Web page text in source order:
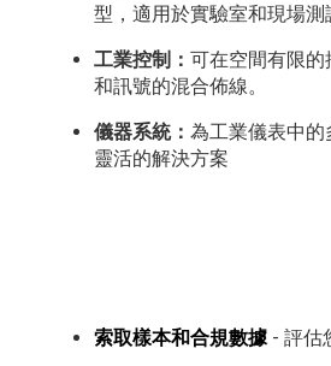
型，適用於實驗室和現場測
工業控制： 可在空間有限
和訊號的混合佈線。
儀器系統： 為工業儀表中
靈活的解決方案
索取樣本和合規數據- 評估